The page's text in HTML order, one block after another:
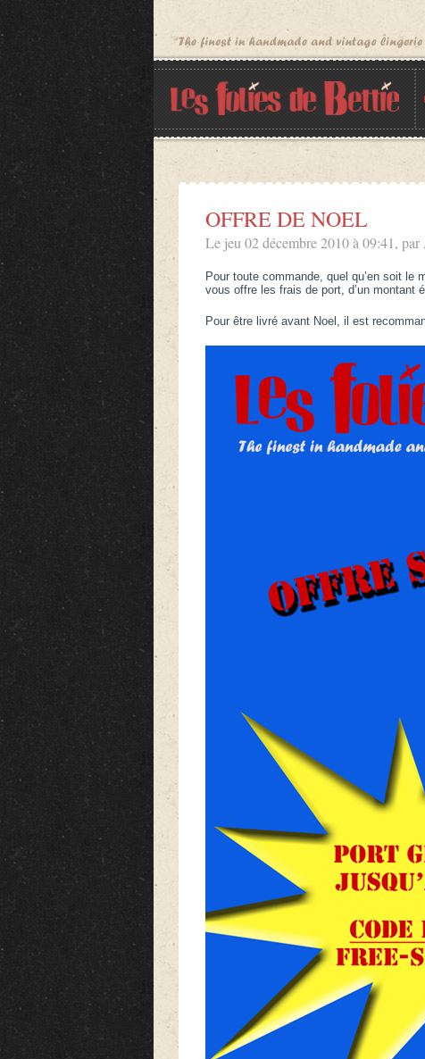
OFFRE DE NOEL
Le jeu 02 décembre 2010 à 09:41, par
Pour toute commande, quel qu’en soit le
vous offre les frais de port, d’un montant
Pour être livré avant Noel, il est